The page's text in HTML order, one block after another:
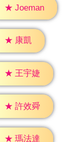
★ Joeman
★ 康凱
★ 王宇婕
★ 許效舜
★ 瑪法達